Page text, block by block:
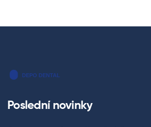
Poslední novinky